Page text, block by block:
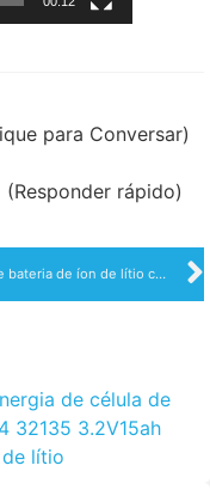
para Conversar)
(Responder rápido)
Célula de bateria de íon de lítio cilíndrica 21700 estilo 3000mah
de célula de
32135 3.2V15ah
lítio